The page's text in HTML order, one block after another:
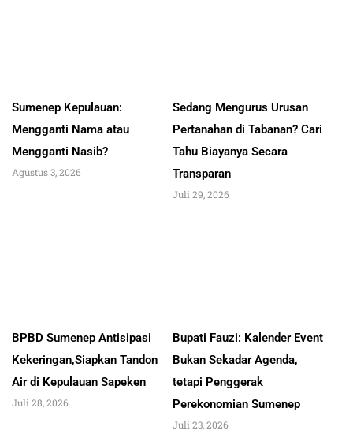
Sumenep Kepulauan:
Mengganti Nama atau
Mengganti Nasib?
Agustus 3, 2026
Sedang Mengurus Urusan
Pertanahan di Tabanan? Cari
Tahu Biayanya Secara
Transparan
Juli 29, 2026
BPBD Sumenep Antisipasi
Kekeringan,Siapkan Tandon
Air di Kepulauan Sapeken
Juli 28, 2026
Bupati Fauzi: Kalender Event
Bukan Sekadar Agenda,
tetapi Penggerak
Perekonomian Sumenep
Juli 23, 2026